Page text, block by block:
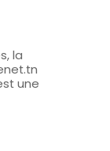
la
une